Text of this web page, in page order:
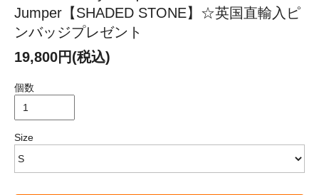
Jumper【SHADED STONE】☆英国直輸入ピ
ンバッジプレゼント
19,800円(税込)
個数
Size